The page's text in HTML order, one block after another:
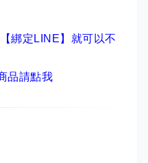
綁定LINE】 就可以不
品請點我